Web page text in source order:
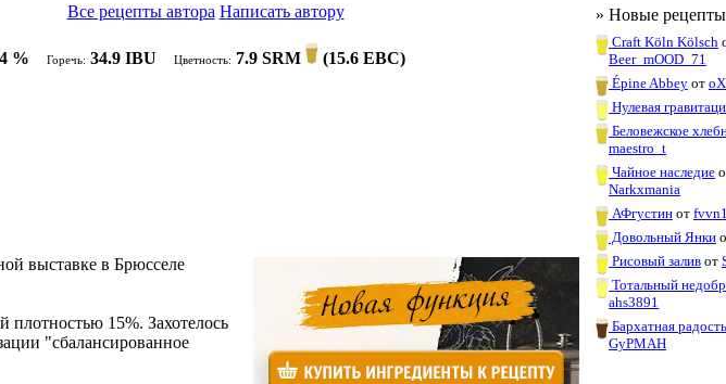
Все рецепты автора Написать автору
% Горечь: 34.9 IBU Цветность: 7.9 SRM (15.6 EBC)
выставке в Брюсселе
плотностью 15%. Захотелось
"сбалансированное
» Новые рецепты
Craft Köln Kölsch
Beer_mOOD_71
Épine Abbeyот
Нулевая
Беловежское
maestro_t
Чайное наследие
Narkxmania
АФгустинот
Довольный Янки
Рисовый залив от
Тотальный
ahs3891
Бархатная радость
GyPMAH